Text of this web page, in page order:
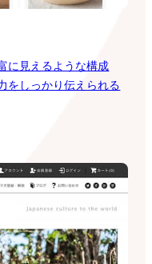
に見えるような構成
をしっかり伝えられる